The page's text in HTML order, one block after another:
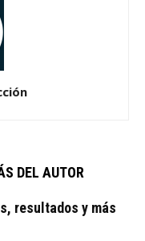
DEL AUTOR
resultados y más